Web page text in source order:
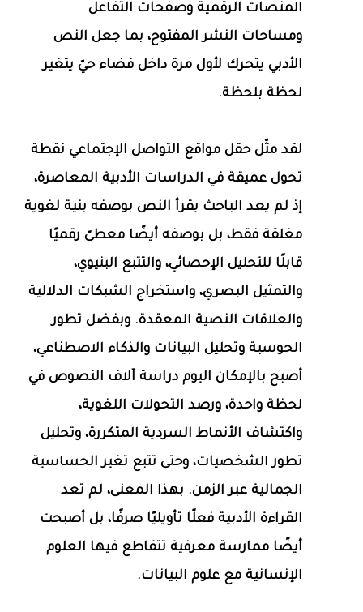
المنصات الرقمية وصفحات التفاعل
ومساحات النشر المفتوح، بما جعل النص
الأدبي يتحرك لأول مرة داخل فضاء حيّ يتغير
لحظة بلحظة.
لقد مثّل حقل مواقع التواصل الإجتماعي نقطة
تحول عميقة في الدراسات الأدبية المعاصرة،
إذ لم يعد الباحث يقرأ النص بوصفه بنية لغوية
مغلقة فقط، بل بوصفه أيضًا معطىً رقميًا
قابلًا للتحليل الإحصائي، والتتبع البنيوي،
والتمثيل البصري، واستخراج الشبكات الدلالية
والعلاقات النصية المعقدة. وبفضل تطور
الحوسبة وتحليل البيانات والذكاء الاصطناعي،
أصبح بالإمكان اليوم دراسة آلاف النصوص في
لحظة واحدة، ورصد التحولات اللغوية،
واكتشاف الأنماط السردية المتكررة، وتحليل
تطور الشخصيات، وحتى تتبع تغير الحساسية
الجمالية عبر الزمن. بهذا المعنى، لم تعد
القراءة الأدبية فعلًا تأويليًا صرفًا، بل أصبحت
أيضًا ممارسة معرفية تتقاطع فيها العلوم
الإنسانية مع علوم البيانات.